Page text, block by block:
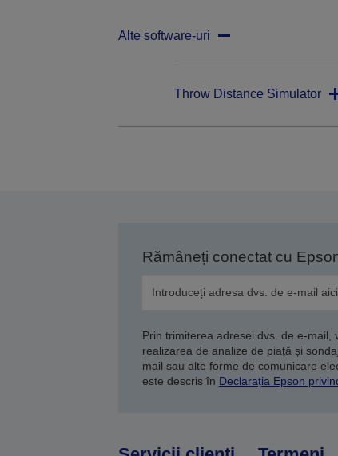
Alte software-uri
Throw Distance Simulator
Rămâneți conectat cu
Prin trimiterea adresei dvs. de e-
realizarea de analize de piață și
mail sau alte forme de comunicare
este descris în Declarația Epson